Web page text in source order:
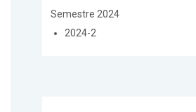
Semestre 2024
2024-2